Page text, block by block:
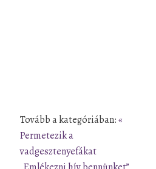
Tovább a kategóriában:«
Permetezik a
vadgesztenyefákat